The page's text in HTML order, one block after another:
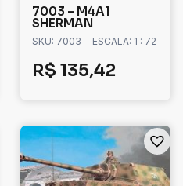
7003 – M4A1
SHERMAN
SKU: 7003 - ESCALA: 1 : 72
R$ 135,42